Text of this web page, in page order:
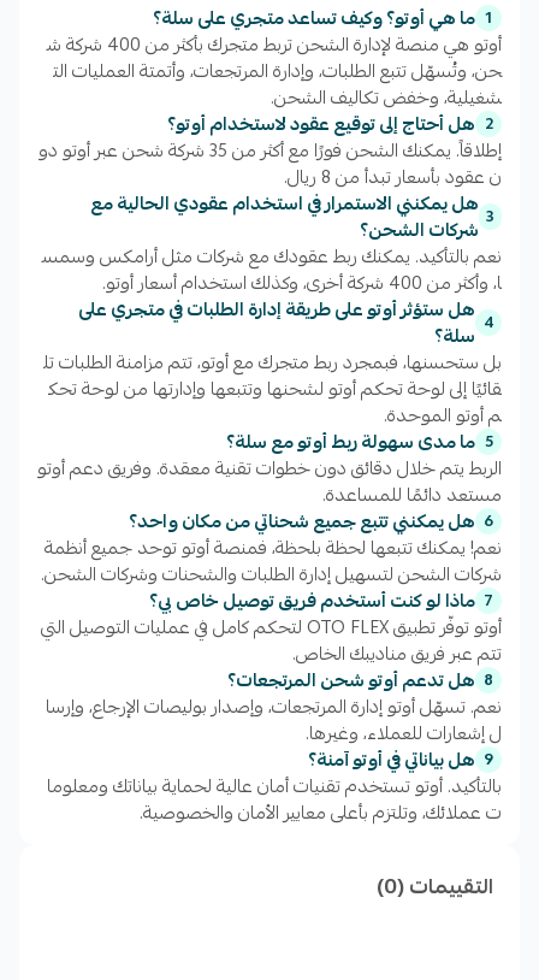
-خدمات شحن متكاملة:
محلية ودولية لتلبية جميع احتياجاتك في التوصيل:
🚀 توصيل فائق السرعة (Bullet Delivery): خلال
ساعتين فقط.
🛵 توصيل في نفس اليوم:خلال 12 ساعة.
🚗 توصيل في اليوم التالي:خلال 48 ساعة.
🚚 توصيل بين المدن:توصيل سلس من مدينة لأخرى.
🌍 شحن دولي:وصول عالمي لمختلف الدول مع أفضل
شركات الشحن.
📦 خزائن الطرود الذكية:خيارات آمنة للاستلام الذاتي من
جانب العملاء.
1 ما هي أوتو؟ وكيف تساعد متجري على سلة؟
أوتو هي منصة لإدارة الشحن تربط متجرك بأكثر من 400 شركة ش
حن، وتُسهّل تتبع الطلبات، وإدارة المرتجعات، وأتمتة العمليات الت
شغيلية، وخفض تكاليف الشحن.
2 هل أحتاج إلى توقيع عقود لاستخدام أوتو؟
إطلاقاً. يمكنك الشحن فورًا مع أكثر من 35 شركة شحن عبر أوتو دو
ن عقود بأسعار تبدأ من 8 ريال.
3 هل يمكنني الاستمرار في استخدام عقودي الحالية مع
شركات الشحن؟
نعم بالتأكيد. يمكنك ربط عقودك مع شركات مثل أرامكس وسمس
ا، وأكثر من 400 شركة أخرى، وكذلك استخدام أسعار أوتو.
4 هل ستؤثر أوتو على طريقة إدارة الطلبات في متجري على
سلة؟
بل ستحسنها، فبمجرد ربط متجرك مع أوتو، تتم مزامنة الطلبات تل
قائيًا إلى لوحة تحكم أوتو لشحنها وتتبعها وإدارتها من لوحة تحك
م أوتو الموحدة.
5 ما مدى سهولة ربط أوتو مع سلة؟
الربط يتم خلال دقائق دون خطوات تقنية معقدة. وفريق دعم أوتو
مستعد دائمًا للمساعدة.
6 هل يمكنني تتبع جميع شحناتي من مكان واحد؟
نعم! يمكنك تتبعها لحظة بلحظة، فمنصة أوتو توحد جميع أنظمة
شركات الشحن لتسهيل إدارة الطلبات والشحنات وشركات الشحن.
7 ماذا لو كنت أستخدم فريق توصيل خاص بي؟
أوتو توفّر تطبيق OTO FLEX لتحكم كامل في عمليات التوصيل التي
تتم عبر فريق مناديبك الخاص.
8 هل تدعم أوتو شحن المرتجعات؟
نعم. تسهّل أوتو إدارة المرتجعات، وإصدار بوليصات الإرجاع، وإرسا
ل إشعارات للعملاء، وغيرها.
9 هل بياناتي في أوتو آمنة؟
بالتأكيد. أوتو تستخدم تقنيات أمان عالية لحماية بياناتك ومعلوما
ت عملائك، وتلتزم بأعلى معايير الأمان والخصوصية.
التقييمات (0)